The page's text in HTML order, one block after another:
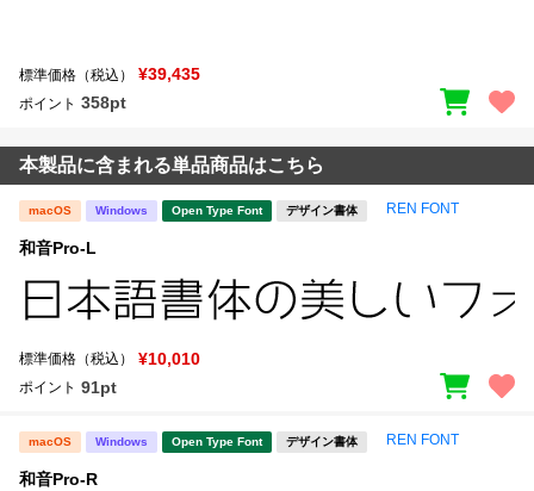
標準価格（税込） ¥39,435
ポイント 358pt
本製品に含まれる単品商品はこちら
macOS Windows Open Type Font デザイン書体 REN FONT
和音Pro-L
標準価格（税込） ¥10,010
ポイント 91pt
macOS Windows Open Type Font デザイン書体 REN FONT
和音Pro-R